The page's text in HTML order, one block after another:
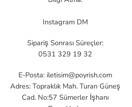
Instagram DM
Sipariş Sonrası Süreçler:
0531 329 19 32
E-Posta: iletisim@poyrish.com
Adres: Topraklık Mah. Turan Güneş
Cad. No:57 Sümerler İşhanı